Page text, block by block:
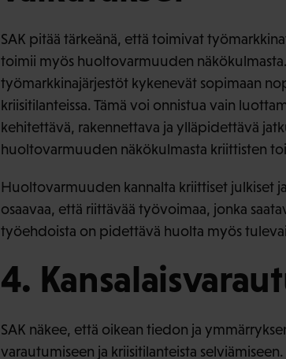
SAK pitää tärkeänä, että toimivat
toimii myös huoltovarmuuden
työmarkkinajärjestöt kykenevät sopimaan
kriisitilanteissa. Tämä voi onnistua vain
kehitettävä, rakennettava ja ylläpidettävä
huoltovarmuuden näkökulmasta kriittisten
Huoltovarmuuden kannalta kriittiset julkiset
osaavaa, että riittävää työvoimaa, jonka
työehdoista on pidettävä huolta myös
4.
SAK näkee, että oikean tiedon ja
varautumiseen ja kriisitilanteista